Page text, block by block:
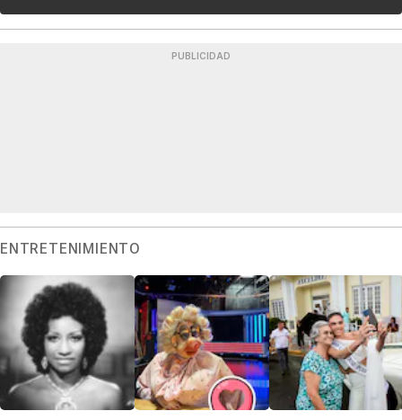
PUBLICIDAD
ENTRETENIMIENTO